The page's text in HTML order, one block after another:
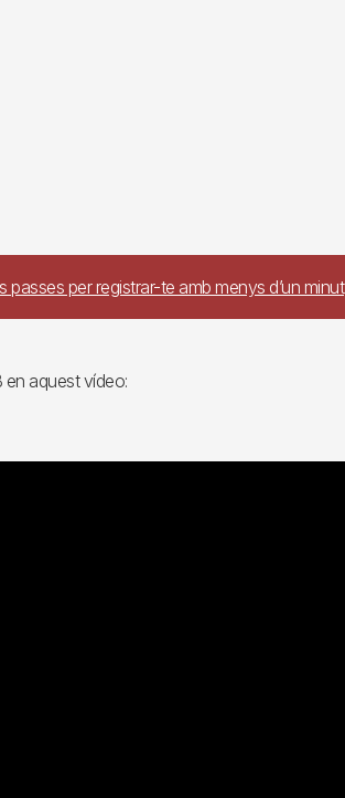
passes per registrar-te amb menys d’un minut
aquest vídeo: